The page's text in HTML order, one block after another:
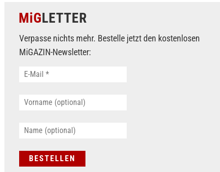
MiGLETTER
Verpasse nichts mehr. Bestelle jetzt den kostenlosen
MiGAZIN-Newsletter: